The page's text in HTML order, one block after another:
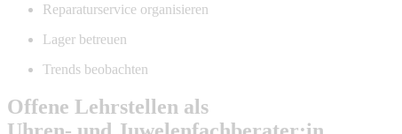
Reparaturservice organisieren
Lager betreuen
Trends beobachten
Offene Lehrstellen als